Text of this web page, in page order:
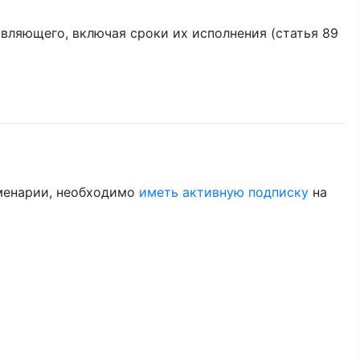
включая сроки их исполнения (статья 89
необходимо иметь активную подписку на